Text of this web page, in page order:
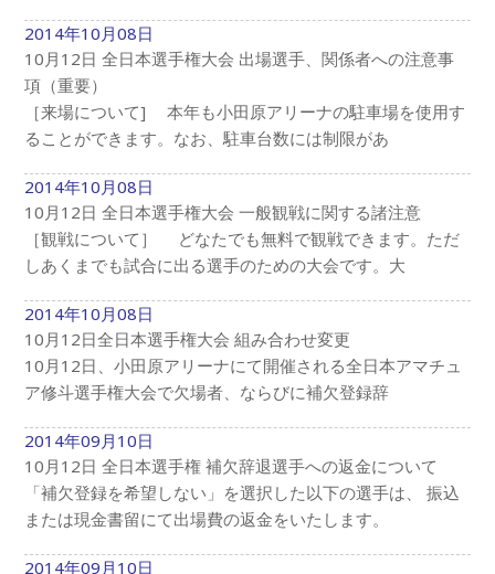
2014年10月08日
10月12日 全日本選手権大会 出場選手、関係者への注意事
項（重要）
［来場について] 本年も小田原アリーナの駐車場を使用す
ることができます。なお、駐車台数には制限があ
2014年10月08日
10月12日 全日本選手権大会 一般観戦に関する諸注意
［観戦について］ どなたでも無料で観戦できます。ただ
しあくまでも試合に出る選手のための大会です。大
2014年10月08日
10月12日全日本選手権大会 組み合わせ変更
10月12日、小田原アリーナにて開催される全日本アマチュ
ア修斗選手権大会で欠場者、ならびに補欠登録辞
2014年09月10日
10月12日 全日本選手権 補欠辞退選手への返金について
「補欠登録を希望しない」を選択した以下の選手は、 振込
または現金書留にて出場費の返金をいたします。
2014年09月10日